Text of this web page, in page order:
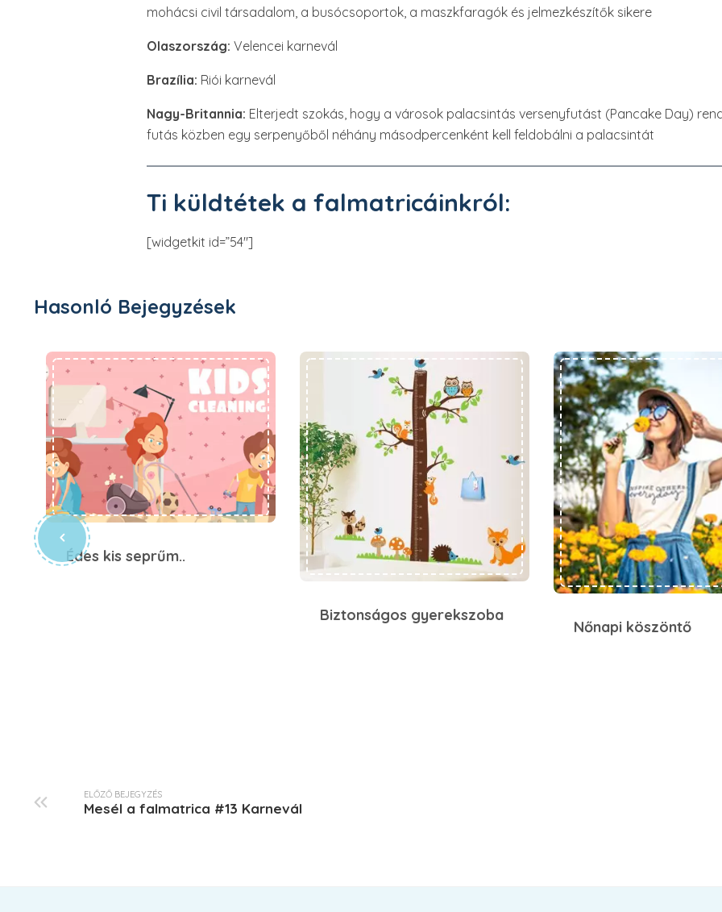
mohácsi civil társadalom, a busócsoportok, a maszkfaragók és jelmezkészítők sikere
Olaszország: Velencei karnevál
Brazília: Riói karnevál
Nagy-Britannia: Elterjedt szokás, hogy a városok palacsintás versenyfutást (Pancake Day)
futás közben egy serpenyőből néhány másodpercenként kell feldobálni a palacsintát
Ti küldtétek a falmatricáinkról:
[widgetkit id=”54″]
Hasonló Bejegyzések
Édes kis seprűm..
Biztonságos gyerekszoba
Nőnapi köszöntő
ELŐZŐ BEJEGYZÉS
Mesél a falmatrica #13 Karnevál